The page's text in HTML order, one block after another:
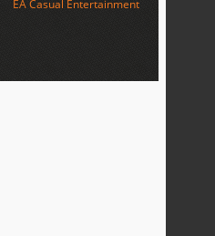
EA Casual Entertainment